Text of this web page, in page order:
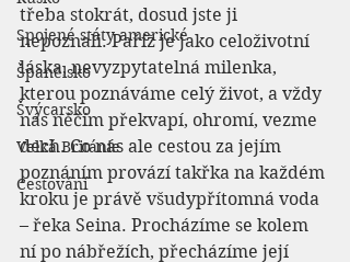
Spojené státy americké
Španělsko
Švýcarsko
Velká Británie
Cestování
třeba stokrát, dosud jste ji
nepoznali. Paříž je jako celoživotní
láska, nevyzpytatelná milenka,
kterou poznáváme celý život, a vždy
nás něčím překvapí, ohromí, vezme
dech. Co nás ale cestou za jejím
poznáním provází takřka na každém
kroku je právě všudypřítomná voda
– řeka Seina. Procházíme se kolem
ní po nábřežích, přecházíme její